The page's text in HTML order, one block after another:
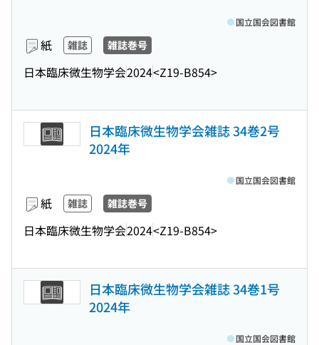
紙 雑誌 雑誌巻号
日本臨床微生物学会2024<Z19-B854>
国立国会図書館
日本臨床微生物学会雑誌 34巻2号
2024年
紙 雑誌 雑誌巻号
日本臨床微生物学会2024<Z19-B854>
国立国会図書館
日本臨床微生物学会雑誌 34巻1号
2024年
国立国会図書館